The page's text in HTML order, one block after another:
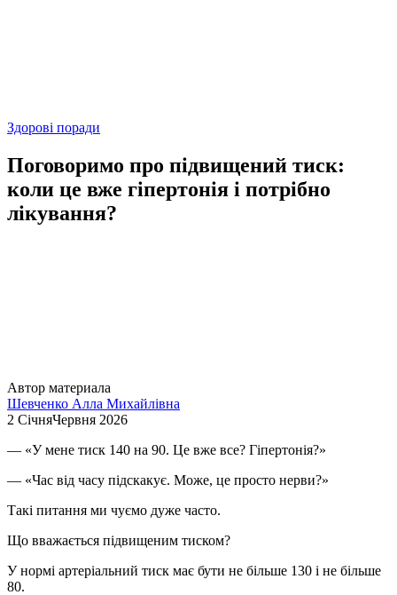
Здорові поради
Поговоримо про підвищений тиск:
коли це вже гіпертонія і потрібно
лікування?
Автор материала
Шевченко Алла Михайлівна
2 СічняЧервня 2026
— «У мене тиск 140 на 90. Це вже все? Гіпертонія?»
— «Час від часу підскакує. Може, це просто нерви?»
Такі питання ми чуємо дуже часто.
Що вважається підвищеним тиском?
У нормі артеріальний тиск має бути не більше 130 і не більше
80.